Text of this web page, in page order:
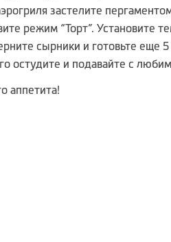
застелите
режим “Торт”. Установите
сырники и готовьте еще
остудите и подавайте с
аппетита!